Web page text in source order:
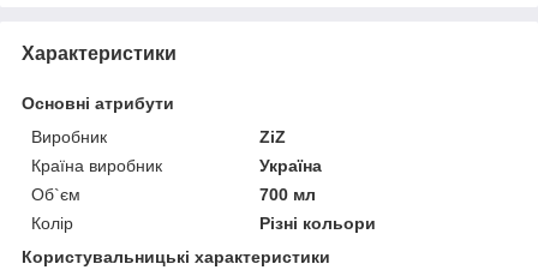
Характеристики
Основні атрибути
Виробник
ZiZ
Країна виробник
Україна
Об`єм
700 мл
Колір
Різні кольори
Користувальницькі характеристики